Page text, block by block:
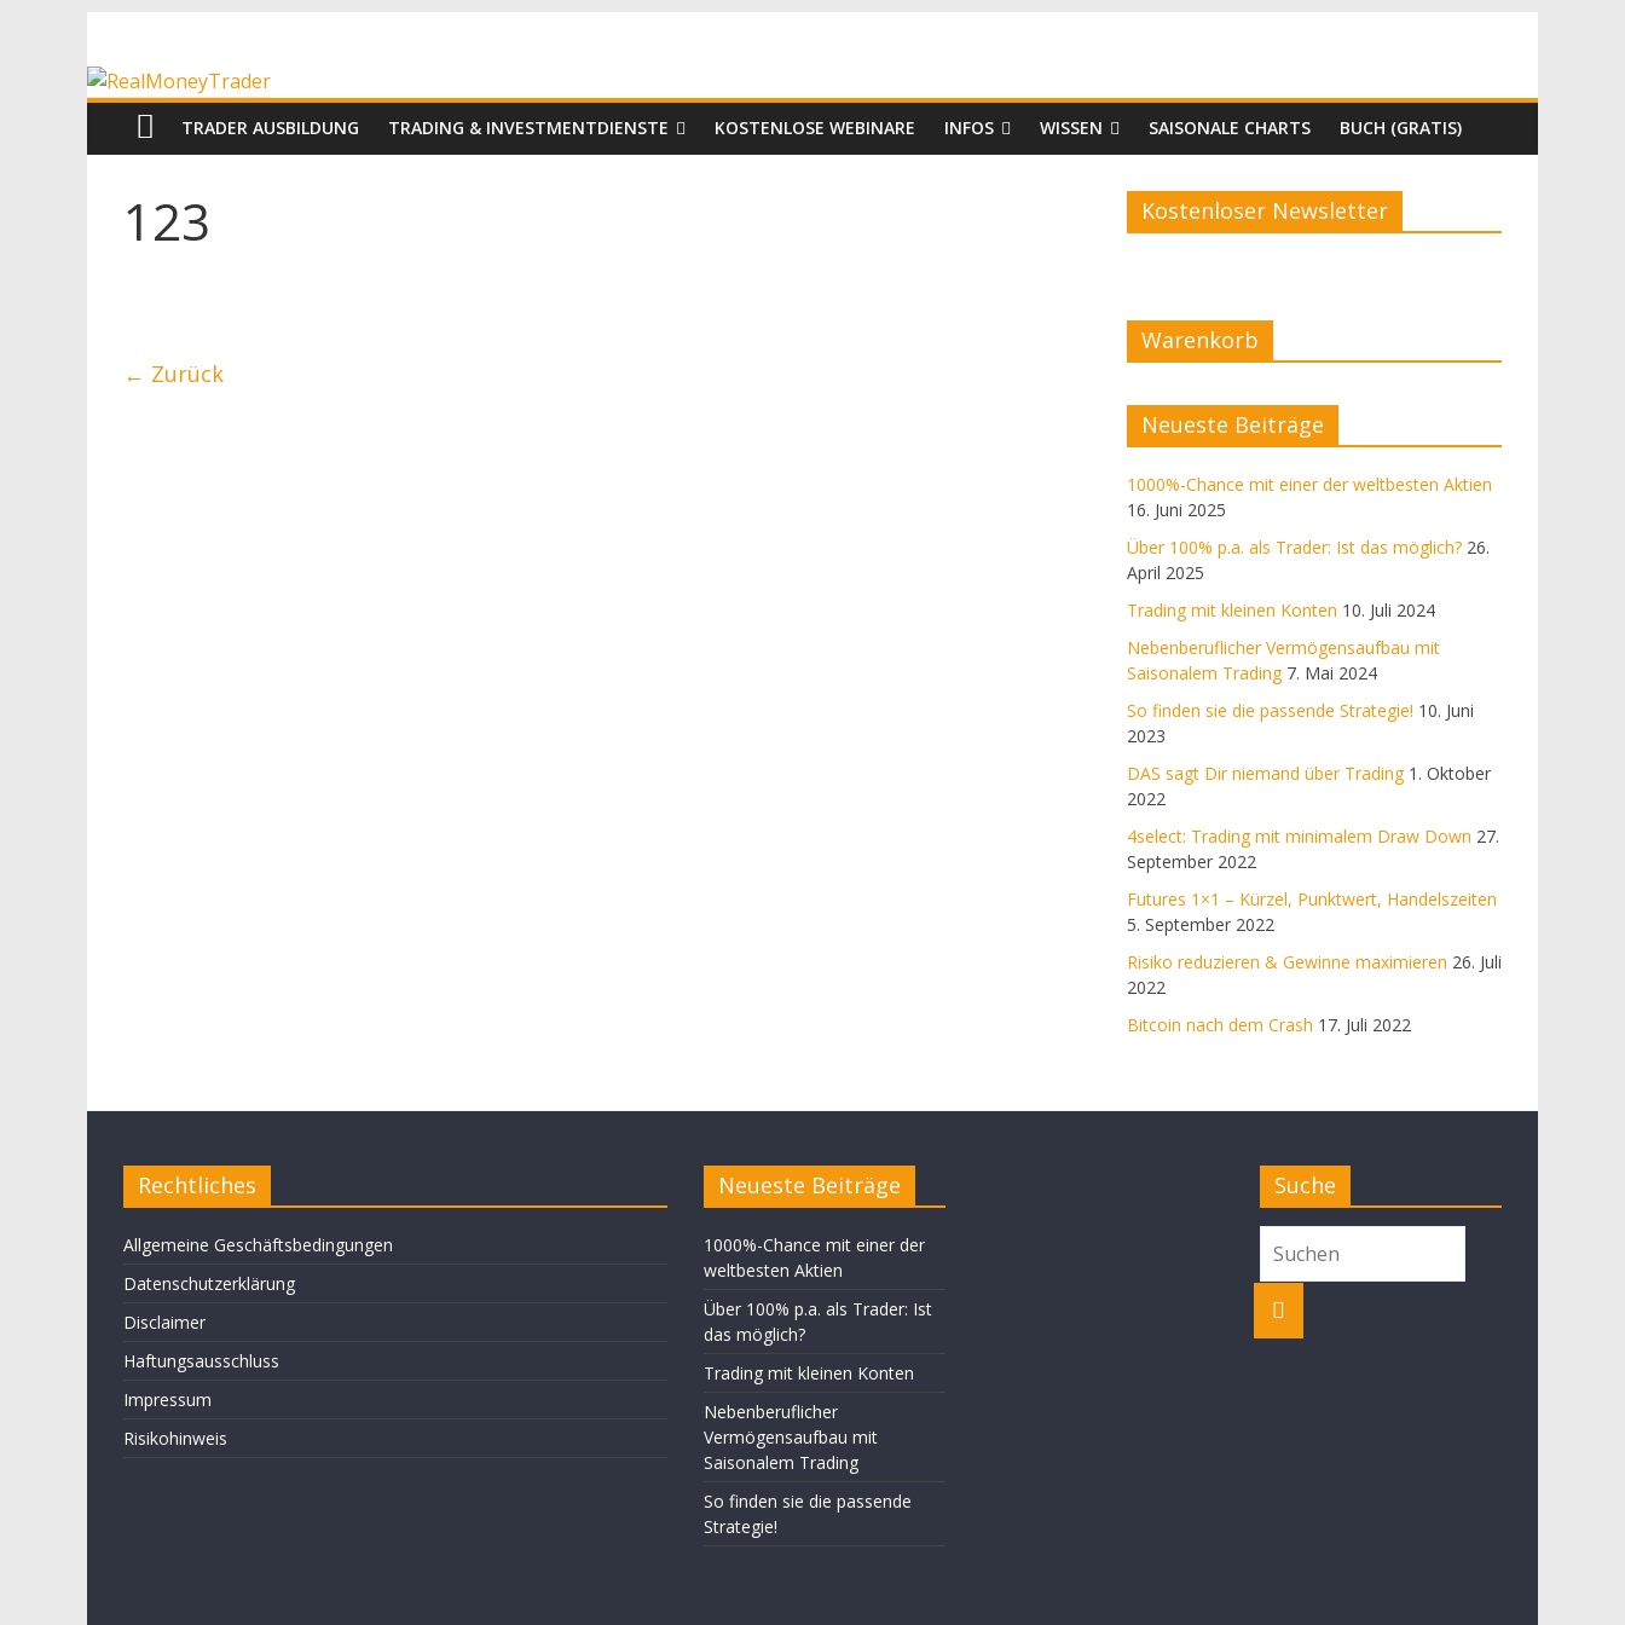
springen
RealMoneyTrader
Echtgeld-
Trading
TRADER AUSBILDUNG TRADING & INVESTMENTDIENSTE KOSTENLOSE WEBINARE INFOS WISSEN SAISONALE CHARTS BUCH (GRATIS)
123
← Zurück
Kostenloser Newsletter
Warenkorb
Neueste Beiträge
1000%-Chance mit einer der weltbesten Aktien
16. Juni 2025
Über 100% p.a. als Trader: Ist das möglich? 26.
April 2025
Trading mit kleinen Konten 10. Juli 2024
Nebenberuflicher Vermögensaufbau mit
Saisonalem Trading 7. Mai 2024
So finden sie die passende Strategie! 10. Juni
2023
DAS sagt Dir niemand über Trading 1. Oktober
2022
4select: Trading mit minimalem Draw Down 27.
September 2022
Futures 1×1 – Kürzel, Punktwert, Handelszeiten
5. September 2022
Risiko reduzieren & Gewinne maximieren 26. Juli
2022
Bitcoin nach dem Crash 17. Juli 2022
Rechtliches
Allgemeine Geschäftsbedingungen
Datenschutzerklärung
Disclaimer
Haftungsausschluss
Impressum
Risikohinweis
Neueste Beiträge
1000%-Chance mit einer der
weltbesten Aktien
Über 100% p.a. als Trader: Ist
das möglich?
Trading mit kleinen Konten
Nebenberuflicher
Vermögensaufbau mit
Saisonalem Trading
So finden sie die passende
Strategie!
Suche